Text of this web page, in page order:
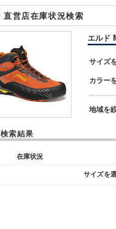
直営店在庫状況検索
エルド
サイズ
カラー
地域を
検索結果
在庫状況
サイズを